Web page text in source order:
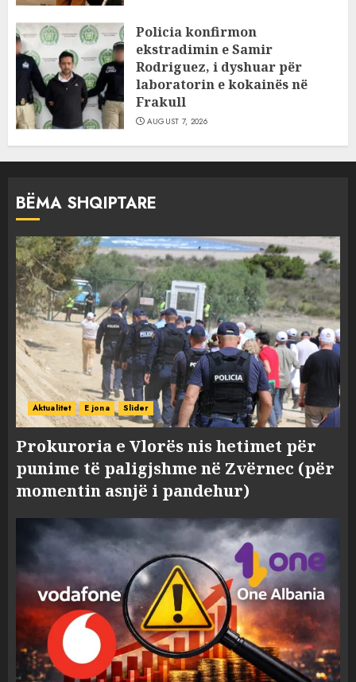
Policia konfirmon
ekstradimin e Samir
Rodriguez, i dyshuar për
laboratorin e kokainës në
Frakull
AUGUST 7, 2026
BËMA SHQIPTARE
Aktualitet E jona Slider
Prokuroria e Vlorës nis hetimet për
punime të paligjshme në Zvërnec (për
momentin asnjë i pandehur)